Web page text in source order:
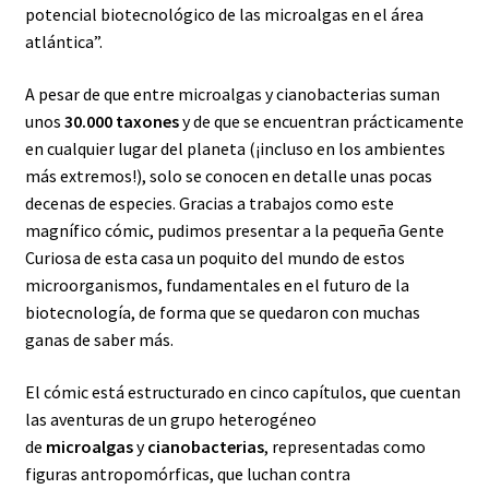
potencial biotecnológico de las microalgas en el área
atlántica”.
A pesar de que entre microalgas y cianobacterias suman
unos 30.000 taxonesy de que se encuentran prácticamente
en cualquier lugar del planeta (¡incluso en los ambientes
más extremos!), solo se conocen en detalle unas pocas
decenas de especies. Gracias a trabajos como este
magnífico cómic, pudimos presentar a la pequeña Gente
Curiosa de esta casa un poquito del mundo de estos
microorganismos, fundamentales en el futuro de la
biotecnología, de forma que se quedaron con muchas
ganas de saber más.
El cómic está estructurado en cinco capítulos, que cuentan
las aventuras de un grupo heterogéneo
de microalgasycianobacterias, representadas como
figuras antropomórficas, que luchan contra